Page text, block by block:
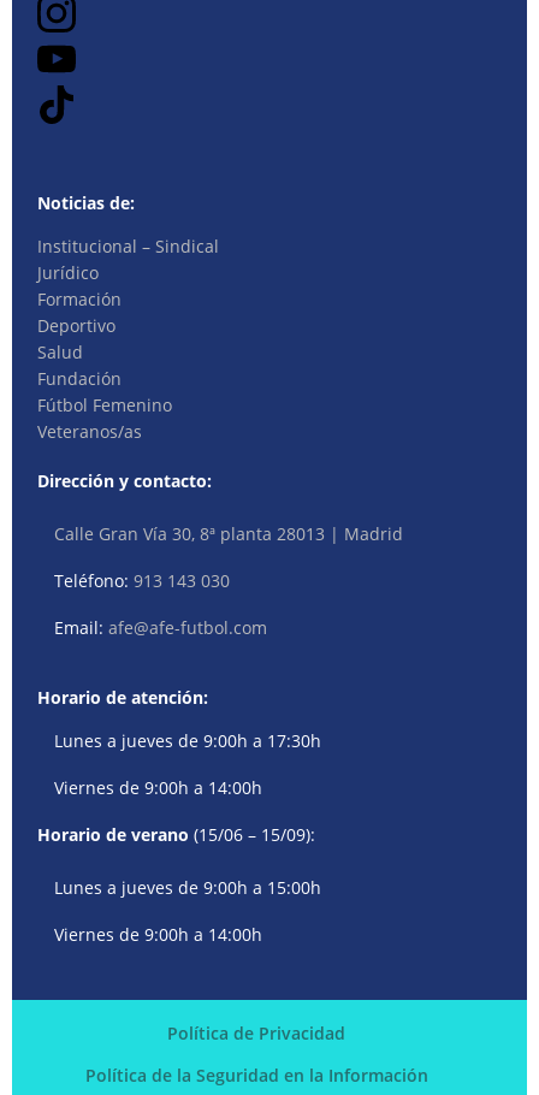
Noticias de:
Institucional – Sindical
Jurídico
Formación
Deportivo
Salud
Fundación
Fútbol Femenino
Veteranos/as
Dirección y contacto:
Calle Gran Vía 30, 8ª planta 28013 | Madrid
Teléfono:913 143 030
Email:afe@afe-futbol.com
Horario de atención:
Lunes a jueves de 9:00h a 17:30h
Viernes de 9:00h a 14:00h
Horario de verano (15/06 – 15/09):
Lunes a jueves de 9:00h a 15:00h
Viernes de 9:00h a 14:00h
Política de Privacidad
Política de la Seguridad en la Información